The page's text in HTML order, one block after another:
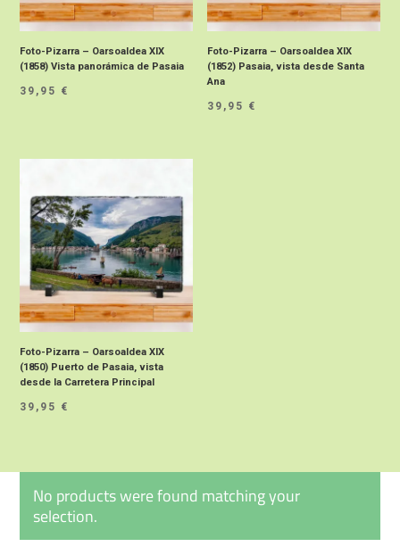
Foto-Pizarra – Oarsoaldea XIX
(1858) Vista panorámica de Pasaia
39,95 €
Foto-Pizarra – Oarsoaldea XIX
(1852) Pasaia, vista desde Santa
Ana
39,95 €
Foto-Pizarra – Oarsoaldea XIX
(1850) Puerto de Pasaia, vista
desde la Carretera Principal
39,95 €
No products were found matching your
selection.